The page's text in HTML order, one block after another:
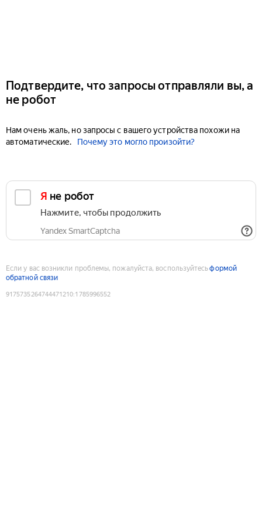
Подтвердите, что запросы отправляли вы, а
не робот
Нам очень жаль, но запросы с вашего устройства похожи на
автоматические.
Почему это могло произойти?
Я не робот
Нажмите, чтобы продолжить
Yandex SmartCaptcha
Если у вас возникли проблемы, пожалуйста, воспользуйтесьформой
обратной связи
9175735264744471210:1785996552